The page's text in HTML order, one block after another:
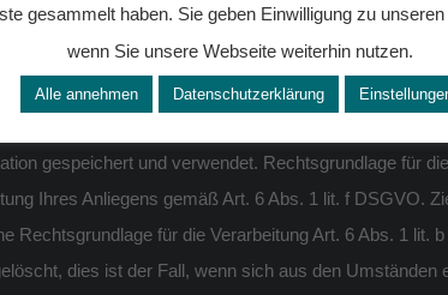
der Kontaktaufnahme mit uns (z.B. per
eines Kontaktformulars erhoben werden, ist aus
zum Zweck der Beantwortung Ihres Anliegens
gespeichert und verwendet. Rechtsgrundlage für
Ihres Anliegens gemäß Art. 6 Abs. 1 lit. f DSGVO.
Rechtsgrundlage für die Verarbeitung Art. 6 Abs. 1
dies ist der Fall, wenn sich aus den
gesammelt haben. Sie geben Einwilligung zu
wenn Sie unsere Webseite weiterhin nutzen.
Alle annehmen Datenschutzerklärung